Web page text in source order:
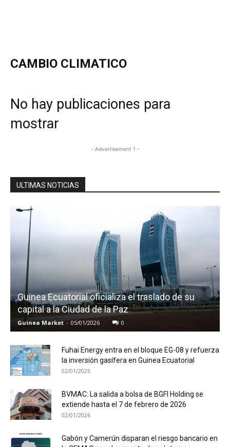
CAMBIO CLIMATICO
No hay publicaciones para
mostrar
- Advertisement 1 -
ULTIMAS NOTICIAS
Guinea Ecuatorial oficializa el traslado de su
capital a la Ciudad de la Paz
Guinea Market - 05/01/2026 0
Fuhai Energy entra en el bloque EG-08 y refuerza
la inversión gasífera en Guinea Ecuatorial
02/01/2026
BVMAC: La salida a bolsa de BGFI Holding se
extiende hasta el 7 de febrero de 2026
02/01/2026
Gabón y Camerún disparan el riesgo bancario en